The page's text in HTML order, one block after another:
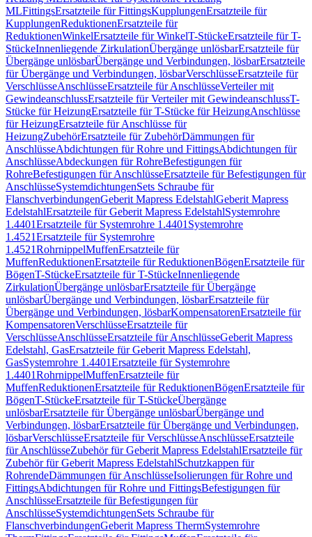
MLFittingsErsatzteile für FittingsKupplungenErsatzteile für
KupplungenReduktionenErsatzteile für
ReduktionenWinkelErsatzteile für WinkelT-StückeErsatzteile für T-
StückeInnenliegende ZirkulationÜbergänge unlösbarErsatzteile für
Übergänge unlösbarÜbergänge und Verbindungen, lösbarErsatzteile
für Übergänge und Verbindungen, lösbarVerschlüsseErsatzteile für
VerschlüsseAnschlüsseErsatzteile für AnschlüsseVerteiler mit
GewindeanschlussErsatzteile für Verteiler mit GewindeanschlussT-
Stücke für HeizungErsatzteile für T-Stücke für HeizungAnschlüsse
für HeizungErsatzteile für Anschlüsse für
HeizungZubehörErsatzteile für ZubehörDämmungen für
AnschlüsseAbdichtungen für Rohre und FittingsAbdichtungen für
AnschlüsseAbdeckungen für RohreBefestigungen für
RohreBefestigungen für AnschlüsseErsatzteile für Befestigungen für
AnschlüsseSystemdichtungenSets Schraube für
FlanschverbindungenGeberit Mapress EdelstahlGeberit Mapress
EdelstahlErsatzteile für Geberit Mapress EdelstahlSystemrohre
1.4401Ersatzteile für Systemrohre 1.4401 Systemrohre
1.4521Ersatzteile für Systemrohre
1.4521RohrnippelMuffenErsatzteile für
MuffenReduktionenErsatzteile für ReduktionenBögenErsatzteile für
BögenT-StückeErsatzteile für T-StückeInnenliegende
ZirkulationÜbergänge unlösbarErsatzteile für Übergänge
unlösbarÜbergänge und Verbindungen, lösbarErsatzteile für
Übergänge und Verbindungen, lösbarKompensatorenErsatzteile für
KompensatorenVerschlüsseErsatzteile für
VerschlüsseAnschlüsseErsatzteile für AnschlüsseGeberit Mapress
Edelstahl, GasErsatzteile für Geberit Mapress Edelstahl,
GasSystemrohre 1.4401Ersatzteile für Systemrohre
1.4401RohrnippelMuffenErsatzteile für
MuffenReduktionenErsatzteile für ReduktionenBögenErsatzteile für
BögenT-StückeErsatzteile für T-StückeÜbergänge
unlösbarErsatzteile für Übergänge unlösbarÜbergänge und
Verbindungen, lösbarErsatzteile für Übergänge und Verbindungen,
lösbarVerschlüsseErsatzteile für VerschlüsseAnschlüsseErsatzteile
für AnschlüsseZubehör für Geberit Mapress EdelstahlErsatzteile für
Zubehör für Geberit Mapress EdelstahlSchutzkappen für
RohrendeDämmungen für AnschlüsseIsolierungen für Rohre und
FittingsAbdichtungen für Rohre und FittingsBefestigungen für
AnschlüsseErsatzteile für Befestigungen für
AnschlüsseSystemdichtungenSets Schraube für
FlanschverbindungenGeberit Mapress ThermSystemrohre